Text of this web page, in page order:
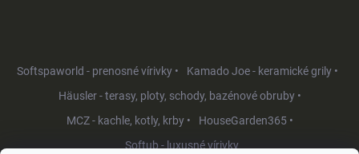
Softspaworld - prenosné vírivky •
Kamado Joe - keramické grily •
Häusler - terasy, ploty, schody, bazénové obruby •
MCZ - kachle, kotly, krby •
HouseGarden365 •
Softub - luxusné vírivky